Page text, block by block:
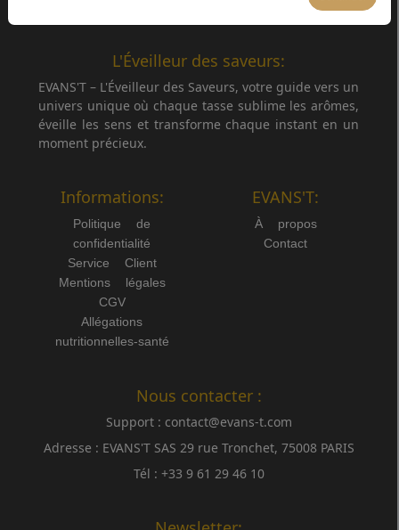
L'Éveilleur des saveurs:
EVANS'T – L'Éveilleur des Saveurs, votre guide vers un
univers unique où chaque tasse sublime les arômes,
éveille les sens et transforme chaque instant en un
moment précieux.
Informations:
Politique de
confidentialité
Service Client
Mentions légales
CGV
Allégations
nutritionnelles-santé
EVANS'T:
À propos
Contact
Nous contacter :
Support : contact@evans-t.com
Adresse : EVANS'T SAS 29 rue Tronchet, 75008 PARIS
Tél : +33 9 61 29 46 10